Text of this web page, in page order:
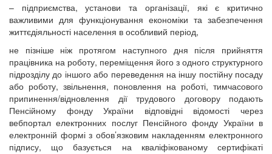
– підприємства, установи та організації, які є критично
важливими для функціонування економіки та забезпечення
життєдіяльності населення в особливий період,
не пізніше ніж протягом наступного дня після прийняття
працівника на роботу, переміщення його з одного структурного
підрозділу до іншого або переведення на іншу постійну посаду
або роботу, звільнення, поновлення на роботі, тимчасового
припинення/відновлення дії трудового договору подають
Пенсійному фонду України відповідні відомості через
вебпортал електронних послуг Пенсійного фонду України в
електронній формі з обов’язковим накладенням електронного
підпису, що базується на кваліфікованому сертифікаті